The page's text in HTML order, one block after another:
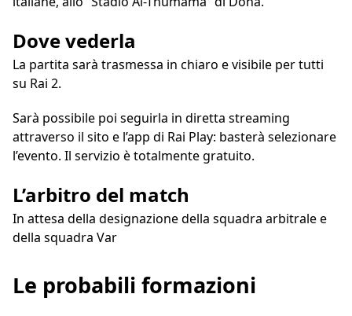
Dove vederla
La partita sarà trasmessa in chiaro e visibile per tutti
su Rai 2.
Sarà possibile poi seguirla in diretta streaming
attraverso il sito e l’app di Rai Play: basterà selezionare
l’evento. Il servizio è totalmente gratuito.
L’arbitro del match
In attesa della designazione della squadra arbitrale e
della squadra Var
Le probabili formazioni